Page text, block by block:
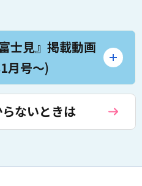
士見』掲載動画
月号～)
ないときは